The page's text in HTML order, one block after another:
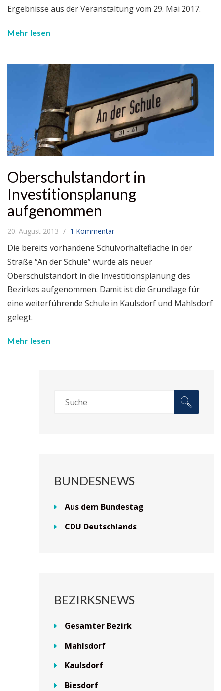
Ergebnisse aus der Veranstaltung vom 29. Mai 2017.
Mehr lesen
Oberschulstandort in
Investitionsplanung
aufgenommen
20. August 2013 1 Kommentar
Die bereits vorhandene Schulvorhaltefläche in der
Straße “An der Schule” wurde als neuer
Oberschulstandort in die Investitionsplanung des
Bezirkes aufgenommen. Damit ist die Grundlage für
eine weiterführende Schule in Kaulsdorf und Mahlsdorf
gelegt.
Mehr lesen
BUNDESNEWS
Aus dem Bundestag
CDU Deutschlands
BEZIRKSNEWS
Gesamter Bezirk
Mahlsdorf
Kaulsdorf
Biesdorf